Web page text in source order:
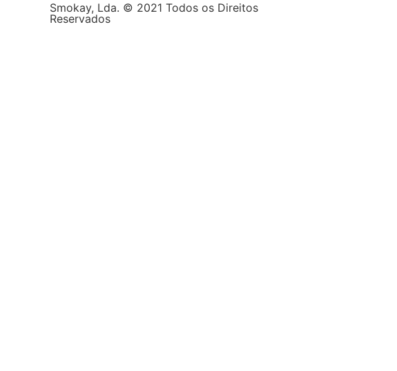
Smokay, Lda. © 2021 Todos os Direitos
Reservados